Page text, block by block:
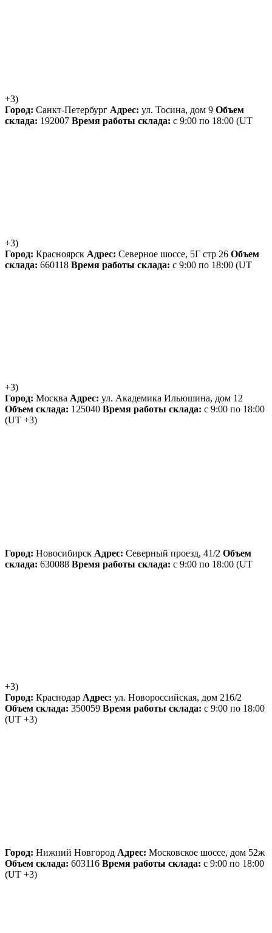
+3)
Город: Санкт-Петербург Адрес: ул. Тосина, дом 9 Объем
склада: 192007 Время работы склада: с 9:00 по 18:00 (UT
+3)
Город: Красноярск Адрес: Северное шоссе, 5Г стр 26 Объем
склада: 660118 Время работы склада: с 9:00 по 18:00 (UT
+3)
Город: Москва Адрес: ул. Академика Ильюшина, дом 12
Объем склада: 125040 Время работы склада: с 9:00 по 18:00
(UT +3)
Город: Новосибирск Адрес: Северный проезд, 41/2 Объем
склада: 630088 Время работы склада: с 9:00 по 18:00 (UT
+3)
Город: Краснодар Адрес: ул. Новороссийская, дом 216/2
Объем склада: 350059 Время работы склада: с 9:00 по 18:00
(UT +3)
Город: Нижний Новгород Адрес: Московское шоссе, дом 52ж
Объем склада: 603116 Время работы склада: с 9:00 по 18:00
(UT +3)